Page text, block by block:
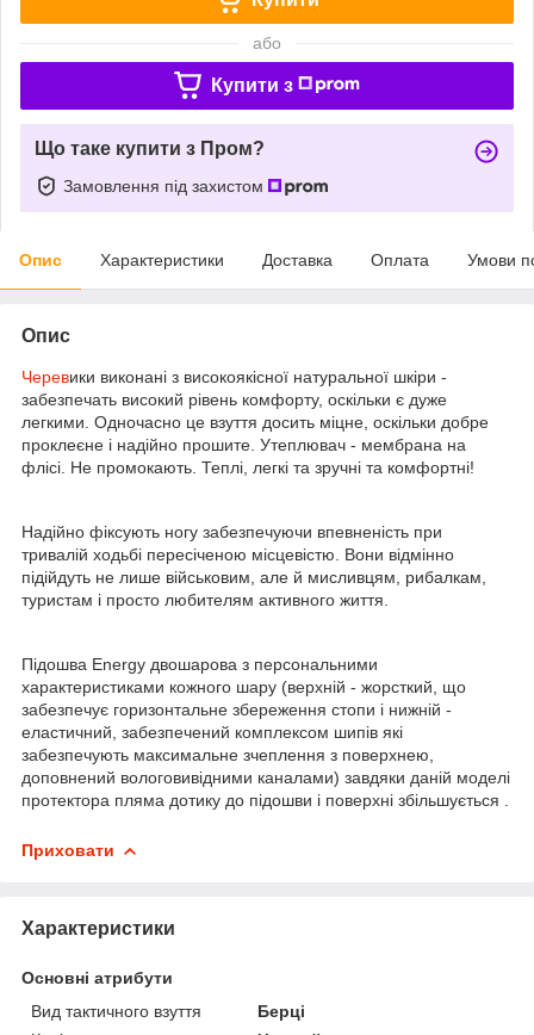
або
Купити з
Що таке купити з Пром?
Замовлення під захистом
Опис Характеристики Доставка Оплата Умови
Опис
Черевики виконані з високоякісної натуральної шкіри -
забезпечать високий рівень комфорту, оскільки є дуже
легкими. Одночасно це взуття досить міцне, оскільки добре
проклеєне і надійно прошите. Утеплювач - мембрана на
флісі. Не промокають. Теплі, легкі та зручні та комфортні!
Надійно фіксують ногу забезпечуючи впевненість при
тривалій ходьбі пересіченою місцевістю. Вони відмінно
підійдуть не лише військовим, але й мисливцям, рибалкам,
туристам і просто любителям активного життя.
Підошва Energy двошарова з персональними
характеристиками кожного шару (верхній - жорсткий, що
забезпечує горизонтальне збереження стопи і нижній -
еластичний, забезпечений комплексом шипів які
забезпечують максимальне зчеплення з поверхнею,
доповнений вологовивідними каналами) завдяки даній моделі
протектора пляма дотику до підошви і поверхні збільшується .
Приховати
Характеристики
Основні атрибути
Вид тактичного взуття
Берці